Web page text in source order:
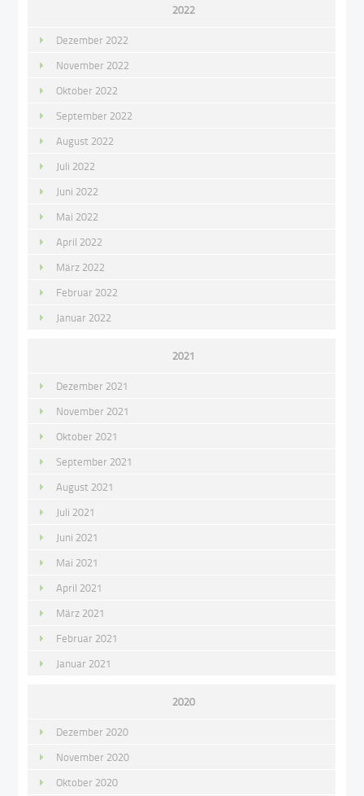
2022
Dezember 2022
November 2022
Oktober 2022
September 2022
August 2022
Juli 2022
Juni 2022
Mai 2022
April 2022
März 2022
Februar 2022
Januar 2022
2021
Dezember 2021
November 2021
Oktober 2021
September 2021
August 2021
Juli 2021
Juni 2021
Mai 2021
April 2021
März 2021
Februar 2021
Januar 2021
2020
Dezember 2020
November 2020
Oktober 2020